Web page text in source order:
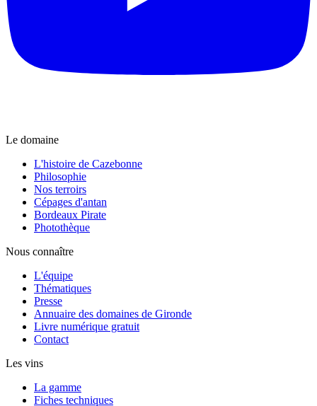
Le domaine
L'histoire de Cazebonne
Philosophie
Nos terroirs
Cépages d'antan
Bordeaux Pirate
Photothèque
Nous connaître
L'équipe
Thématiques
Presse
Annuaire des domaines de Gironde
Livre numérique gratuit
Contact
Les vins
La gamme
Fiches techniques